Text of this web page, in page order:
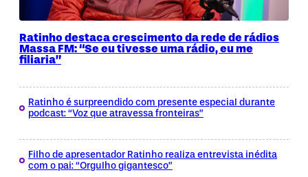
Ratinho destaca crescimento da rede de rádios
Massa FM: “Se eu tivesse uma rádio, eu me
filiaria”
Ratinho é surpreendido com presente especial durante
podcast: “Voz que atravessa fronteiras”
Filho de apresentador Ratinho realiza entrevista inédita
com o pai: “Orgulho gigantesco”